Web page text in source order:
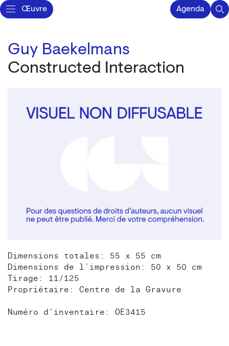
Œuvre Agenda
Guy Baekelmans
Constructed Interaction
Dimensions totales: 55 x 55 cm
Dimensions de l’impression: 50 x 50 cm
Tirage: 11/125
Propriétaire: Centre de la Gravure
Numéro d'inventaire: OE3415